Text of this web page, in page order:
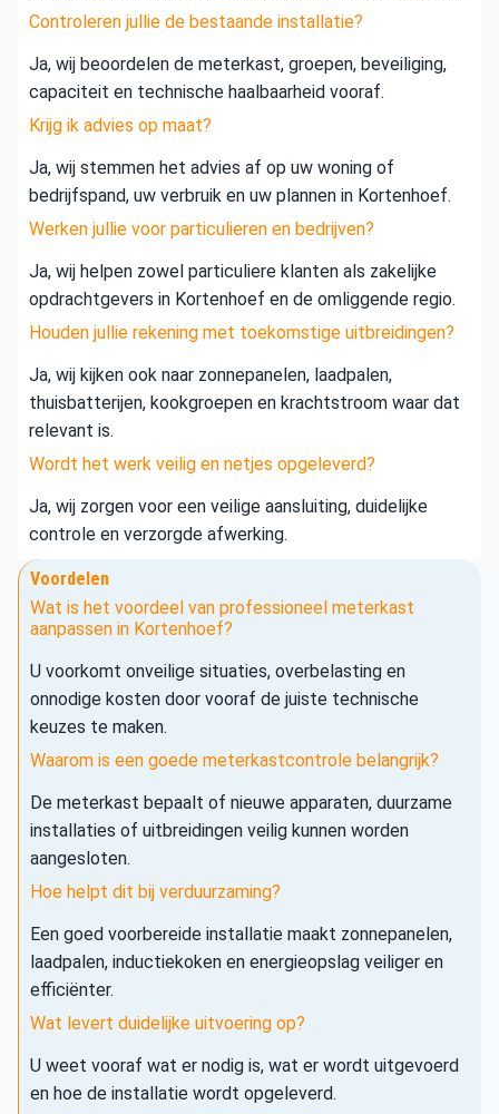
Controleren jullie de bestaande installatie?
Ja, wij beoordelen de meterkast, groepen, beveiliging,
capaciteit en technische haalbaarheid vooraf.
Krijg ik advies op maat?
Ja, wij stemmen het advies af op uw woning of
bedrijfspand, uw verbruik en uw plannen in Kortenhoef.
Werken jullie voor particulieren en bedrijven?
Ja, wij helpen zowel particuliere klanten als zakelijke
opdrachtgevers in Kortenhoef en de omliggende regio.
Houden jullie rekening met toekomstige uitbreidingen?
Ja, wij kijken ook naar zonnepanelen, laadpalen,
thuisbatterijen, kookgroepen en krachtstroom waar dat
relevant is.
Wordt het werk veilig en netjes opgeleverd?
Ja, wij zorgen voor een veilige aansluiting, duidelijke
controle en verzorgde afwerking.
Voordelen
Wat is het voordeel van professioneel meterkast
aanpassen in Kortenhoef?
U voorkomt onveilige situaties, overbelasting en
onnodige kosten door vooraf de juiste technische
keuzes te maken.
Waarom is een goede meterkastcontrole belangrijk?
De meterkast bepaalt of nieuwe apparaten, duurzame
installaties of uitbreidingen veilig kunnen worden
aangesloten.
Hoe helpt dit bij verduurzaming?
Een goed voorbereide installatie maakt zonnepanelen,
laadpalen, inductiekoken en energieopslag veiliger en
efficiënter.
Wat levert duidelijke uitvoering op?
U weet vooraf wat er nodig is, wat er wordt uitgevoerd
en hoe de installatie wordt opgeleverd.